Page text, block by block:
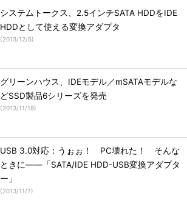
システムトークス、2.5インチSATA HDDをIDE
HDDとして使える変換アダプタ
(2013/12/5)
グリーンハウス、IDEモデル／mSATAモデルな
どSSD製品6シリーズを発売
(2013/11/18)
USB 3.0対応：うぉぉ！ PC壊れた！ そんな
ときに――「SATA/IDE HDD-USB変換アダプタ
ー」
(2013/11/7)